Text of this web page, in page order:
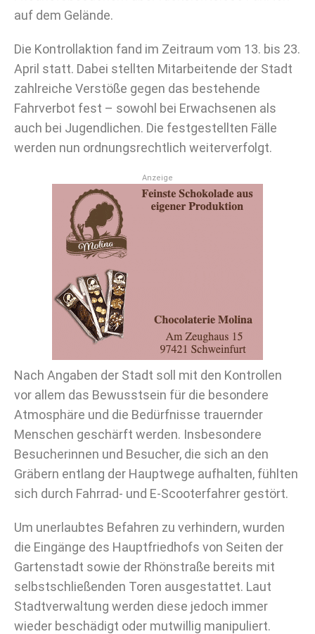
auf dem Gelände.
Die Kontrollaktion fand im Zeitraum vom 13. bis 23.
April statt. Dabei stellten Mitarbeitende der Stadt
zahlreiche Verstöße gegen das bestehende
Fahrverbot fest – sowohl bei Erwachsenen als
auch bei Jugendlichen. Die festgestellten Fälle
werden nun ordnungsrechtlich weiterverfolgt.
Anzeige
Nach Angaben der Stadt soll mit den Kontrollen
vor allem das Bewusstsein für die besondere
Atmosphäre und die Bedürfnisse trauernder
Menschen geschärft werden. Insbesondere
Besucherinnen und Besucher, die sich an den
Gräbern entlang der Hauptwege aufhalten, fühlten
sich durch Fahrrad- und E-Scooterfahrer gestört.
Um unerlaubtes Befahren zu verhindern, wurden
die Eingänge des Hauptfriedhofs von Seiten der
Gartenstadt sowie der Rhönstraße bereits mit
selbstschließenden Toren ausgestattet. Laut
Stadtverwaltung werden diese jedoch immer
wieder beschädigt oder mutwillig manipuliert.